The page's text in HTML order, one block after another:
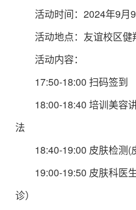
活动时间：2024年9
活动地点：友谊校区
活动内容：
17:50-18:00 扫码签到
18:00-18:40 培训美容
法
18:40-19:00 皮肤检测(
19:00-19:50 皮肤科医
诊）